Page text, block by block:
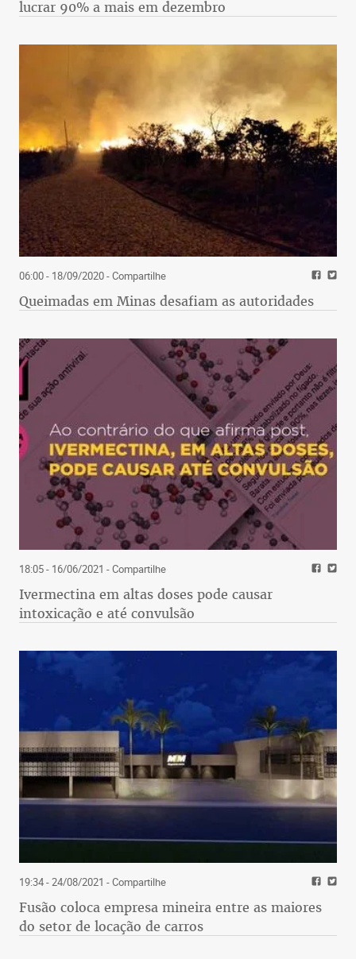
lucrar 90% a mais em dezembro
06:00 - 18/09/2020- Compartilhe
Queimadas em Minas desafiam as autoridades
18:05 - 16/06/2021 - Compartilhe
Ivermectina em altas doses pode causar
intoxicação e até convulsão
19:34 - 24/08/2021 - Compartilhe
Fusão coloca empresa mineira entre as maiores
do setor de locação de carros